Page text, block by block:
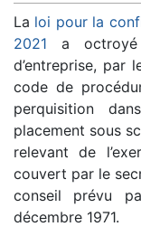
La loi pour la
2021 a octroyé
d’entreprise, par
code de
perquisition
placement sous
relevant de
couvert par le
conseil prévu
décembre 1971.